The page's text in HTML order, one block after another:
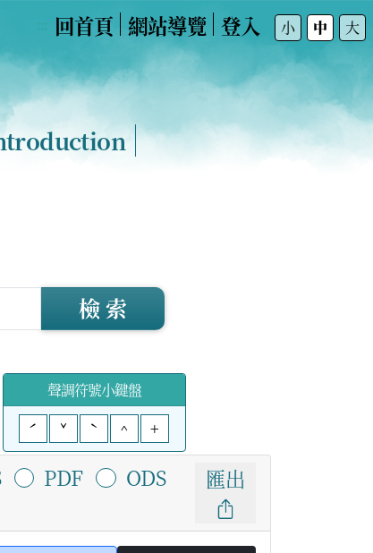
回首頁 網站導覽 登入 小 中 大
檢 索
聲調符號小鍵盤
ˊ
ˇ ˋ ^ +
PDF ODS 匯出